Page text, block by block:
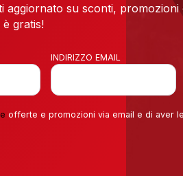
aggiornato su sconti, promozioni
gratis!
INDIRIZZO EMAIL
offerte e promozioni via email e di aver